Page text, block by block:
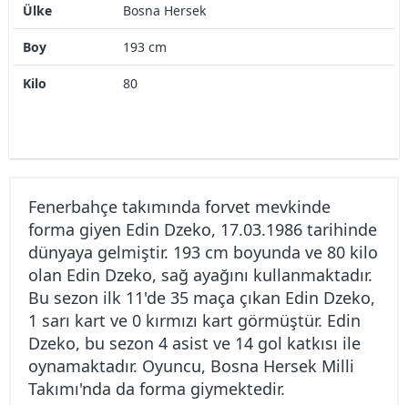
Ülke Bosna Hersek
Boy 193 cm
Kilo 80
Fenerbahçe takımında forvet mevkinde
forma giyen Edin Dzeko, 17.03.1986 tarihinde
dünyaya gelmiştir. 193 cm boyunda ve 80 kilo
olan Edin Dzeko, sağ ayağını kullanmaktadır.
Bu sezon ilk 11'de 35 maça çıkan Edin Dzeko,
1 sarı kart ve 0 kırmızı kart görmüştür. Edin
Dzeko, bu sezon 4 asist ve 14 gol katkısı ile
oynamaktadır. Oyuncu, Bosna Hersek Milli
Takımı'nda da forma giymektedir.